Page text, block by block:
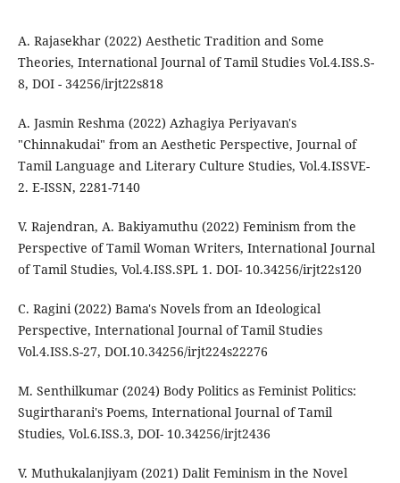
A. Rajasekhar (2022) Aesthetic Tradition and Some
Theories, International Journal of Tamil Studies Vol.4.ISS.S-
8, DOI - 34256/irjt22s818
A. Jasmin Reshma (2022) Azhagiya Periyavan's
"Chinnakudai" from an Aesthetic Perspective, Journal of
Tamil Language and Literary Culture Studies, Vol.4.ISSVE-
2. E-ISSN, 2281-7140
V. Rajendran, A. Bakiyamuthu (2022) Feminism from the
Perspective of Tamil Woman Writers, International Journal
of Tamil Studies, Vol.4.ISS.SPL 1. DOI- 10.34256/irjt22s120
C. Ragini (2022) Bama's Novels from an Ideological
Perspective, International Journal of Tamil Studies
Vol.4.ISS.S-27, DOI.10.34256/irjt224s22276
M. Senthilkumar (2024) Body Politics as Feminist Politics:
Sugirtharani's Poems, International Journal of Tamil
Studies, Vol.6.ISS.3, DOI- 10.34256/irjt2436
V. Muthukalanjiyam (2021) Dalit Feminism in the Novel